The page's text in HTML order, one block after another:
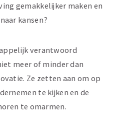
gemakkelijker maken en
kansen?
verantwoord
meer of minder dan
Ze zetten aan om op
te kijken en de
te omarmen.